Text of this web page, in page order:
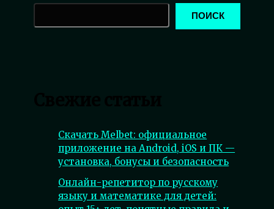
ПОИСК
Скачать Melbet: официальное
приложение на Android, iOS и ПК —
установка, бонусы и безопасность
Онлайн-репетитор по русскому
языку и математике для детей: